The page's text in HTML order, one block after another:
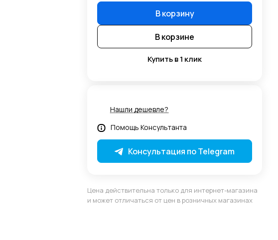
В корзину
В корзине
Купить в 1 клик
Нашли дешевле?
Помощь Консультанта
Консультация по Telegram
Цена действительна только для интернет-магазина
и может отличаться от цен в розничных магазинах